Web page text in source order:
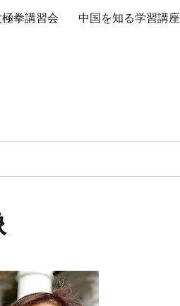
極拳講習会 中国を知る学習講座